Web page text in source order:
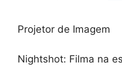
Projetor de Imagem
Nightshot: Filma na